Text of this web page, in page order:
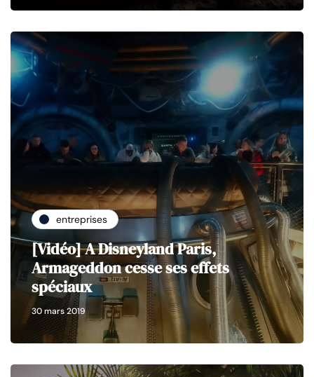
entreprises
[Vidéo] A Disneyland Paris,
Armageddon cesse ses effets
spéciaux
30 mars 2019